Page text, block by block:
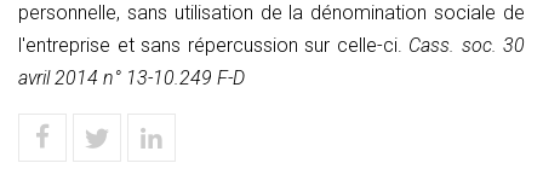
personnelle, sans utilisation de la dénomination sociale de
l'entreprise et sans répercussion sur celle-ci. Cass. soc. 30
avril 2014 n° 13-10.249 F-D